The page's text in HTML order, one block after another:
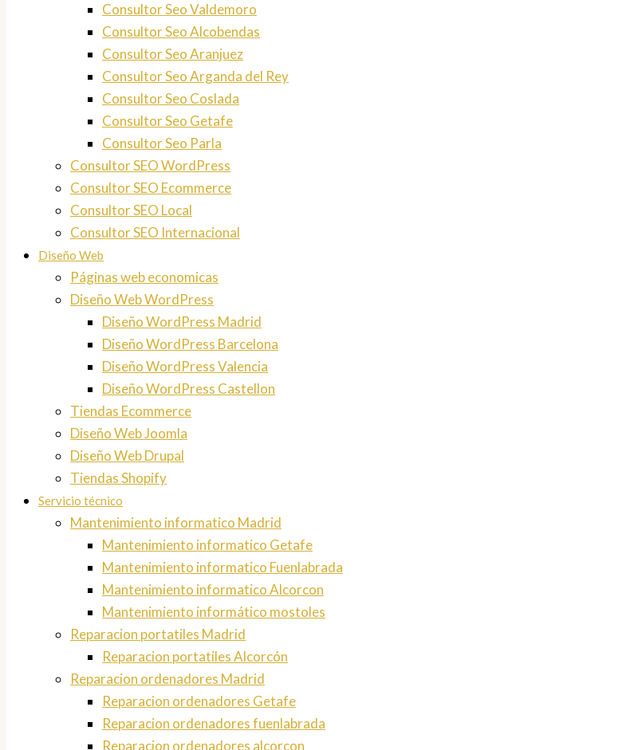
Consultor Seo Valdemoro
Consultor Seo Alcobendas
Consultor Seo Aranjuez
Consultor Seo Arganda del Rey
Consultor Seo Coslada
Consultor Seo Getafe
Consultor Seo Parla
Consultor SEO WordPress
Consultor SEO Ecommerce
Consultor SEO Local
Consultor SEO Internacional
Diseño Web
Páginas web economicas
Diseño Web WordPress
Diseño WordPress Madrid
Diseño WordPress Barcelona
Diseño WordPress Valencia
Diseño WordPress Castellon
Tiendas Ecommerce
Diseño Web Joomla
Diseño Web Drupal
Tiendas Shopify
Servicio técnico
Mantenimiento informatico Madrid
Mantenimiento informatico Getafe
Mantenimiento informatico Fuenlabrada
Mantenimiento informatico Alcorcon
Mantenimiento informático mostoles
Reparacion portatiles Madrid
Reparacion portatiles Alcorcón
Reparacion ordenadores Madrid
Reparacion ordenadores Getafe
Reparacion ordenadores fuenlabrada
Reparacion ordenadores alcorcon